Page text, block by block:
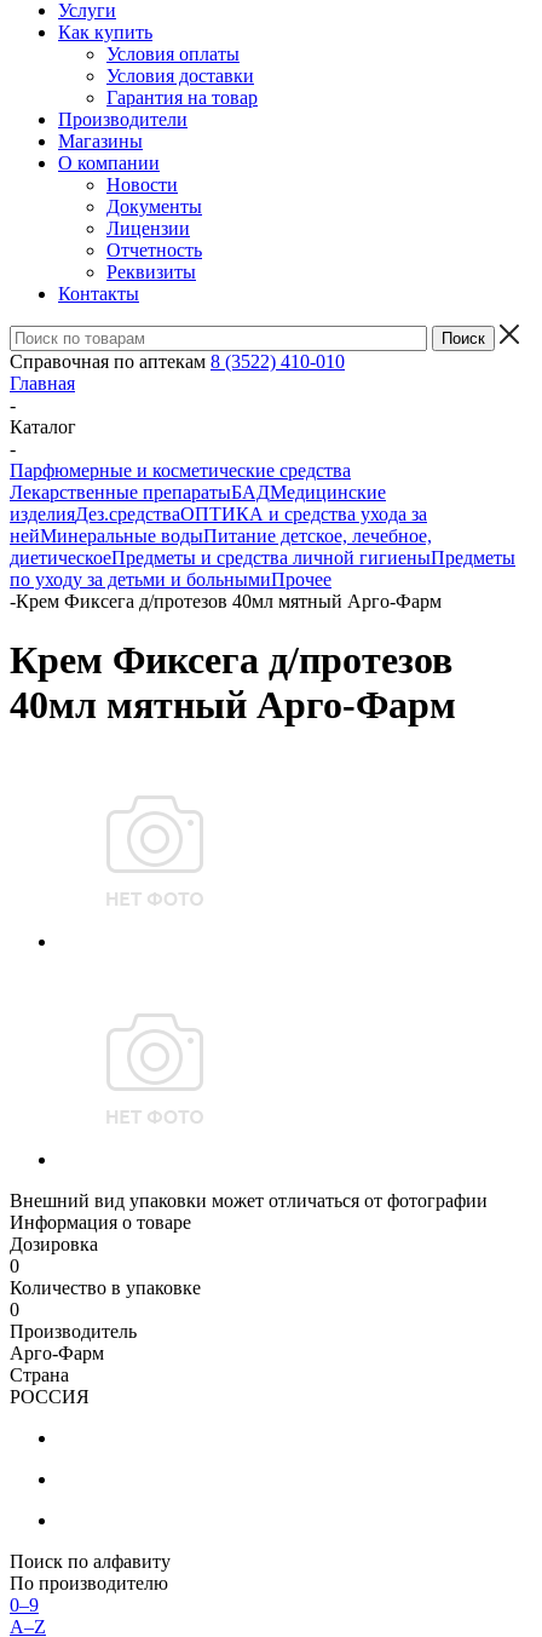
Услуги
Как купить
Условия оплаты
Условия доставки
Гарантия на товар
Производители
Магазины
О компании
Новости
Документы
Лицензии
Отчетность
Реквизиты
Контакты
Справочная по аптекам 8 (3522) 410-010
Главная
-
Каталог
-
Парфюмерные и косметические средства
Лекарственные препаратыБАДМедицинские
изделияДез.средстваОПТИКА и средства ухода за
нейМинеральные водыПитание детское, лечебное,
диетическоеПредметы и средства личной гигиеныПредметы
по уходу за детьми и больнымиПрочее
-Крем Фиксега д/протезов 40мл мятный Арго-Фарм
Крем Фиксега д/протезов
40мл мятный Арго-Фарм
Внешний вид упаковки может отличаться от фотографии
Информация о товаре
Дозировка
0
Количество в упаковке
0
Производитель
Арго-Фарм
Страна
РОССИЯ
Поиск по алфавиту
По производителю
0–9
A–Z